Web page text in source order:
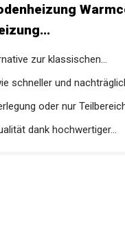
zur klassischen...
schneller und
oder nur
dank hochwertiger...